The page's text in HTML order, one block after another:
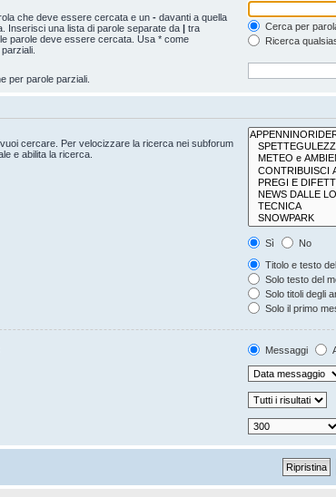
che deve essere cercata e un - davanti a quella
Inserisci una lista di parole separate da | tra
parole deve essere cercata. Usa * come
Cerca per
Ricerca
per parole parziali.
cercare. Per velocizzare la ricerca nei subforum
e abilita la ricerca.
Sì
No
Titolo e testo
Solo testo del
Solo titoli degli
Solo il primo
Messaggi